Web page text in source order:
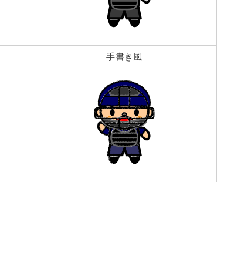
手書き風